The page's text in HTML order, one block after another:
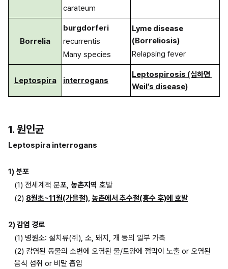
carateum
Borrelia
burgdorferi
recurrentis
Many species
Lyme disease
(Borreliosis)
Relapsing fever
Leptospira interrogans
Leptospirosis (심하면
Weil’s disease)
1. 원인균
Leptospira interrogans
1) 분포
(1) 전세계적 분포, 농촌지역 호발
(2) 8월초~11월(가을철), 농촌에서 추수철(홍수 후)에 호발
2) 감염 경로
(1) 병원소: 설치류(쥐), 소, 돼지, 개 등의 일부 가축
(2) 감염된 동물의 소변에 오염된 물/토양에 점막이 노출 or 오염된
음식 섭취 or 비말 흡입